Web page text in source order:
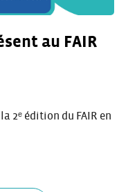
au FAIR
2ᵉ édition du FAIR en